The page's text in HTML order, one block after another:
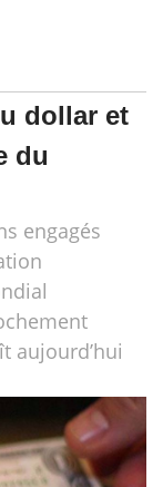
dollar et
du
engagés
aujourd’hui